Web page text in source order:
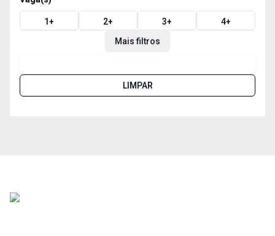
1+ 2+ 3+ 4+
Mais filtros
LIMPAR